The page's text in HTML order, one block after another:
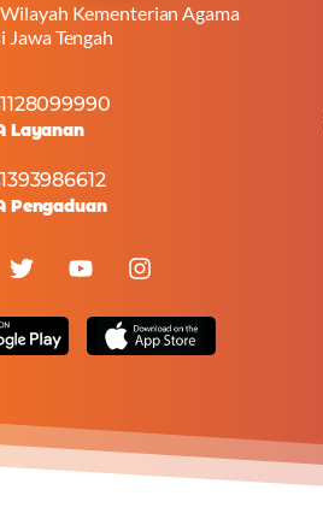
Kementerian Agama
Jawa Tengah
Layanan
Pengaduan